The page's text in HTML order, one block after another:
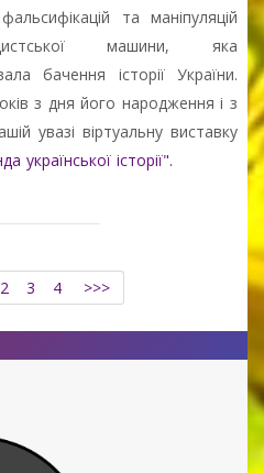
та маніпуляцій
машини, яка
бачення історії України.
з дня його народження і з
увазі віртуальну виставку
української історії".
2 3 4 >>>